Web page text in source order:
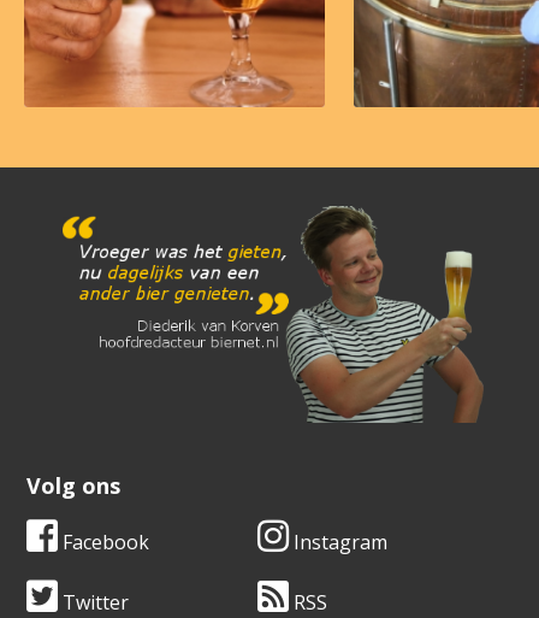
Volg ons
Facebook Instagram
Twitter RSS